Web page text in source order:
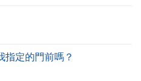
指定的門前嗎？